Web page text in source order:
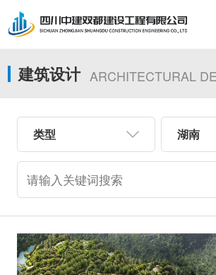
建筑设计 ARCHITECTURAL
类型 湖南